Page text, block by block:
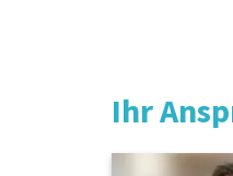
Ihr